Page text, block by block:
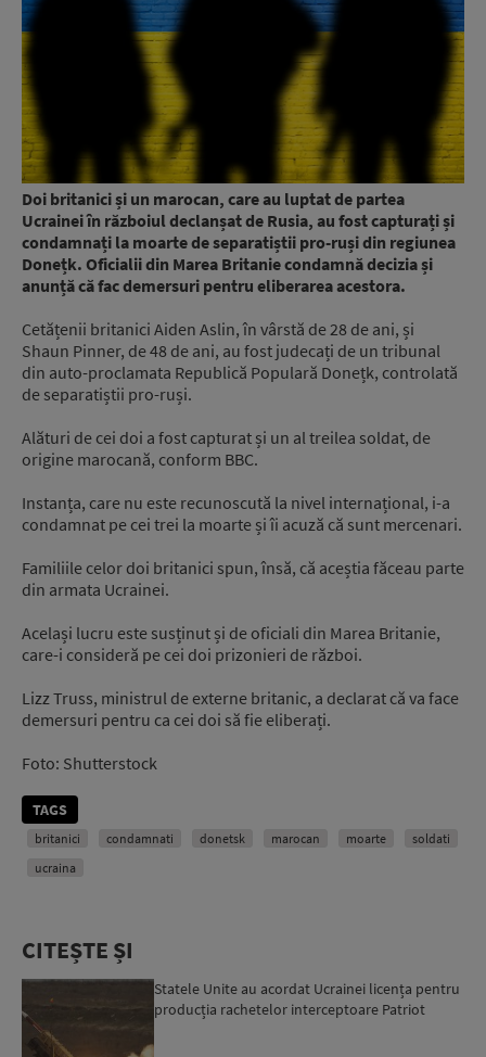
Doi britanici și un marocan, care au luptat de partea
Ucrainei în războiul declanșat de Rusia, au fost capturați și
condamnați la moarte de separatiștii pro-ruși din regiunea
Donețk. Oficialii din Marea Britanie condamnă decizia și
anunță că fac demersuri pentru eliberarea acestora.
Cetățenii britanici Aiden Aslin, în vârstă de 28 de ani, și
Shaun Pinner, de 48 de ani, au fost judecați de un tribunal
din auto-proclamata Republică Populară Donețk, controlată
de separatiștii pro-ruși.
Alături de cei doi a fost capturat și un al treilea soldat, de
origine marocană, conform BBC.
Instanța, care nu este recunoscută la nivel internațional, i-a
condamnat pe cei trei la moarte și îi acuză că sunt mercenari.
Familiile celor doi britanici spun, însă, că aceștia făceau parte
din armata Ucrainei.
Același lucru este susținut și de oficiali din Marea Britanie,
care-i consideră pe cei doi prizonieri de război.
Lizz Truss, ministrul de externe britanic, a declarat că va face
demersuri pentru ca cei doi să fie eliberați.
Foto: Shutterstock
TAGS
britanici condamnati donetsk marocan moarte
soldati
ucraina
CITEȘTE ȘI
Statele Unite au acordat Ucrainei licența pentru
producția rachetelor interceptoare Patriot